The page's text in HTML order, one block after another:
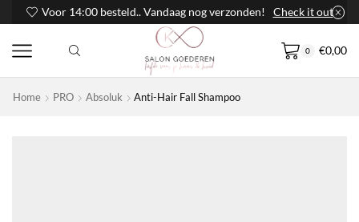
Voor 14:00 besteld.. Vandaag nog verzonden! Check it out
0 €0,00
Home PRO Absoluk Anti-Hair Fall Shampoo